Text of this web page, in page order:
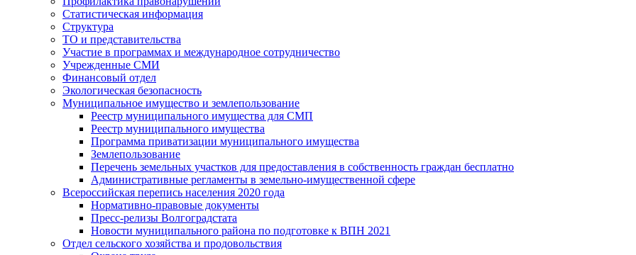
Статистическая информация
Структура
ТО и представительства
Участие в программах и международное сотрудничество
Учрежденные СМИ
Финансовый отдел
Экологическая безопасность
Муниципальное имущество и землепользование
Реестр муниципального имущества для СМП
Реестр муниципального имущества
Программа приватизации муниципального имущества
Землепользование
Перечень земельных участков для предоставления в собственность граждан бесплатно
Административные регламенты в земельно-имущественной сфере
Всероссийская перепись населения 2020 года
Нормативно-правовые документы
Пресс-релизы Волгоградстата
Новости муниципального района по подготовке к ВПН 2021
Отдел сельского хозяйства и продовольствия